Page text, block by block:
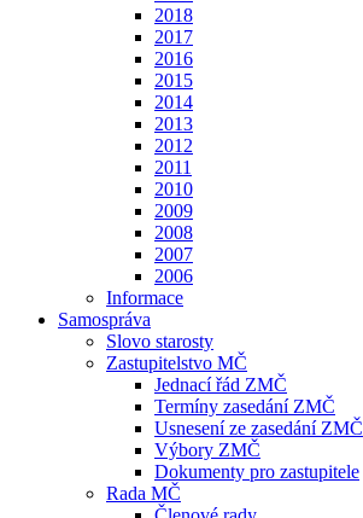
2018
2017
2016
2015
2014
2013
2012
2011
2010
2009
2008
2007
2006
Informace
Samospráva
Slovo starosty
Zastupitelstvo MČ
Jednací řád ZMČ
Termíny zasedání ZMČ
Usnesení ze zasedání ZMČ
Výbory ZMČ
Dokumenty pro zastupitele
Rada MČ